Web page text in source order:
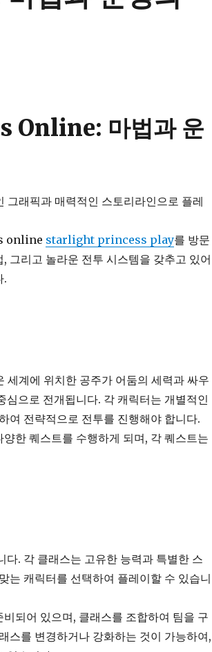
마법과 운
래픽과 매력적인 스토리라인으로 플레
online starlight princess play를 방문
그리고 놀라운 전투 시스템을 갖추고 있어
.
계에 위치한 공주가 어둠의 세력과 싸우
으로 전개됩니다. 각 캐릭터는 개별적인
여 전략적으로 전투를 진행해야 합니다.
한 퀘스트를 수행하게 되며, 각 퀘스트는
. 각 클래스는 고유한 능력과 특별한 스
는 캐릭터를 선택하여 플레이할 수 있습니
되어 있으며, 클래스를 조합하여 팀을 구
스를 변경하거나 강화하는 것이 가능하여,